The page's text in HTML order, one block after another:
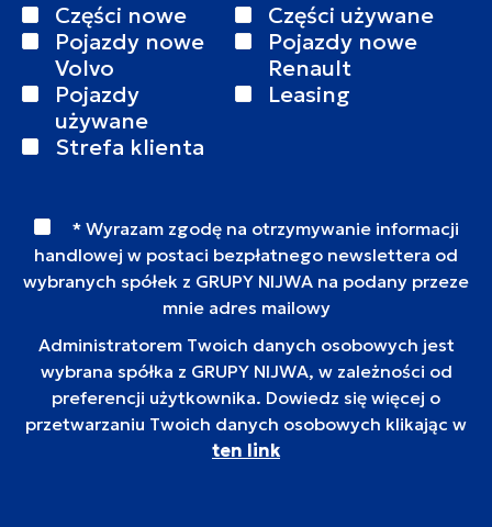
Części nowe
Części używane
Pojazdy nowe
Volvo
Pojazdy nowe
Renault
Pojazdy
używane
Leasing
Strefa klienta
* Wyrazam zgodę na otrzymywanie informacji
handlowej w postaci bezpłatnego newslettera od
wybranych spółek z GRUPY NIJWA na podany przeze
mnie adres mailowy
Administratorem Twoich danych osobowych jest
wybrana spółka z GRUPY NIJWA, w zależności od
preferencji użytkownika. Dowiedz się więcej o
przetwarzaniu Twoich danych osobowych klikając w
ten link